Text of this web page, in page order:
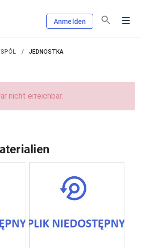
Anmelden
JEDNOSTKA
nicht erreichbar.